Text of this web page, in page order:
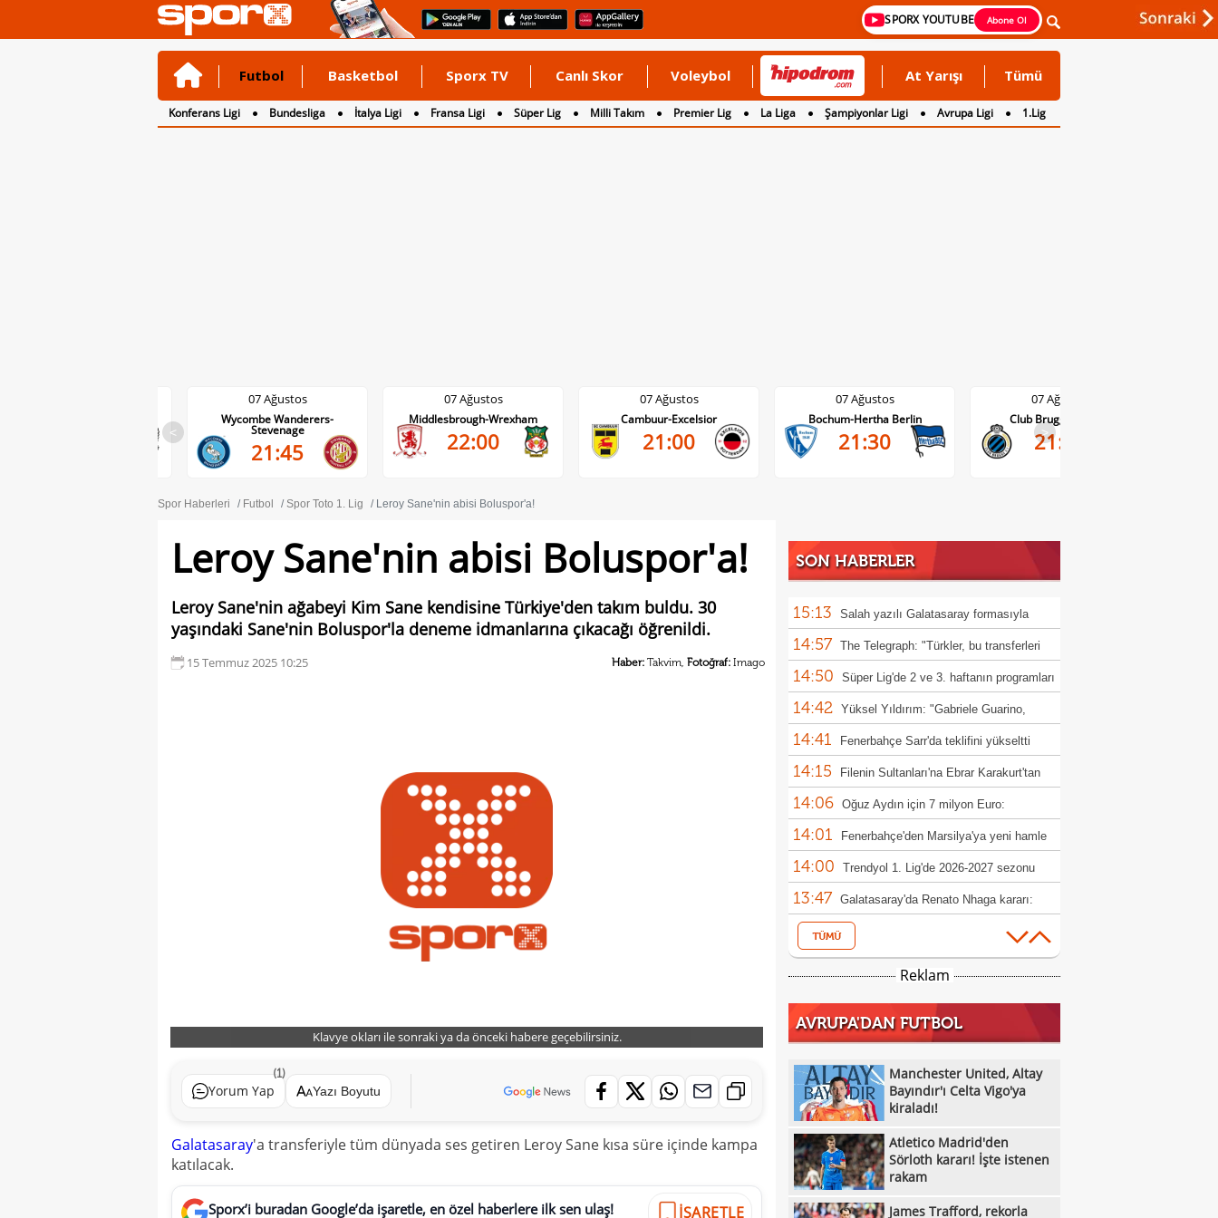
SPORX YOUTUBE Abone Ol
Futbol Basketbol Sporx TV Canlı Skor Voleybol At Yarışı Tümü
Konferans Ligi Bundesliga İtalya Ligi Fransa Ligi Süper Lig Milli Takım Premier Lig La Liga Şampiyonlar Ligi Avrupa Ligi
1.Lig
2. Lig
3. Lig
<
07 Ağustos
Wycombe Wanderers-
Stevenage
21:45
07 Ağustos
Middlesbrough-Wrexham
22:00
07 Ağustos
Cambuur-Excelsior
21:00
07 Ağustos
Bochum-Hertha Berlin
21:30
07 Ağustos
Club Brugge-Kortrijk
21:45
>
Spor Haberleri Futbol Spor Toto 1. Lig Leroy Sane'nin abisi Boluspor'a!
Leroy Sane'nin abisi Boluspor'a!
Leroy Sane'nin ağabeyi Kim Sane kendisine Türkiye'den takım buldu. 30
yaşındaki Sane'nin Boluspor'la deneme idmanlarına çıkacağı öğrenildi.
15 Temmuz 2025 10:25 Haber: Takvim, Fotoğraf: Imago
Klavye okları ile sonraki ya da önceki habere geçebilirsiniz.
Yorum Yap
(1)
Yazı Boyutu
Galatasaray'a transferiyle tüm dünyada ses getiren Leroy Sane kısa süre içinde kampa
katılacak.
Sporx’i buradan Google’da işaretle, en özel haberlere ilk sen ulaş! İŞARETLE
SON HABERLER
15:13 Salah yazılı Galatasaray formasıyla
gönlünü aldı: "Hepsini gidip bulacağım"
14:57 The Telegraph: "Türkler, bu transferleri
nasıl yapıyor?"
14:50 Süper Lig'de 2 ve 3. haftanın programları
açıklandı
14:42 Yüksel Yıldırım: "Gabriele Guarino,
Samsunspor'a hayırlı olsun"
14:41 Fenerbahçe Sarr'da teklifini yükseltti
14:15 Filenin Sultanları'na Ebrar Karakurt'tan
kötü haber
14:06 Oğuz Aydın için 7 milyon Euro:
Fenerbahçe reddetti
14:01 Fenerbahçe'den Marsilya'ya yeni hamle
14:00 Trendyol 1. Lig'de 2026-2027 sezonu
heyecanı başlıyor!
13:47 Galatasaray'da Renato Nhaga kararı:
Türkiye yasağı
13:33 Beşiktaş'tan Gallagher hamlesi
13:18 Gabriel Sara'dan 'Galatasaray'da
ikna çabası
13:13 Sixers'tan Embiid açıklaması: "Sağlıklı
görüşmelerini erteledi
13:11 Jaylen Brown: "Tatum'la pek konuşmadık"
13:10 Kawhi Leonard'ın Clippers
soruşturmasında yeni sponsorluk iddiası
13:08 Fenerbahçe'de Kartal etkisi: 'Fizik
gücüyle fark yarattı'
12:45 Galatasaray, El Khannous'u listeye aldı!
Reklam
AVRUPA'DAN FUTBOL
Manchester United, Altay
Bayındır'ı Celta Vigo'ya
kiraladı!
Atletico Madrid'den
Sörloth kararı! İşte istenen
rakam
James Trafford, rekorla